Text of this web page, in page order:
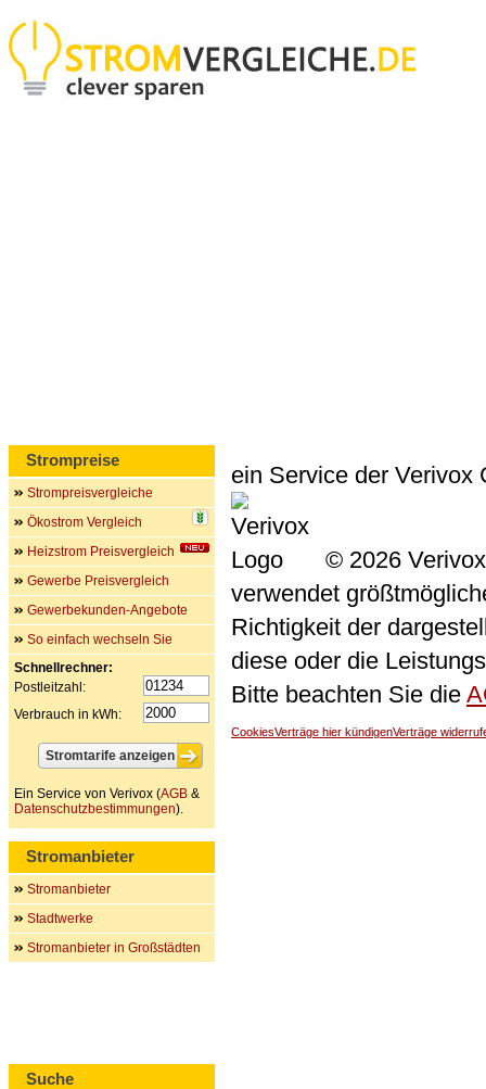
ein Service der Verivox
© 2026
verwendet
Richtigkeit der
diese oder die
Bitte beachten Sie die
CookiesVerträge hier kündigenVerträge
Strompreise
Strompreisvergleiche
Ökostrom Vergleich
Heizstrom Preisvergleich
Gewerbe Preisvergleich
Gewerbekunden-Angebote
So einfach wechseln Sie
Schnellrechner:
Postleitzahl:
Verbrauch in kWh:
Ein Service von Verivox (AGB &
Datenschutzbestimmungen).
Stromanbieter
Stromanbieter
Stadtwerke
Stromanbieter in Großstädten
Suche